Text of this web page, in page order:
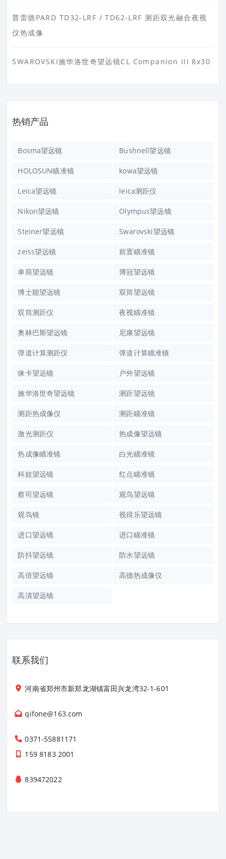
普雷德PARD TD32-LRF / TD62-LRF 测距双光融合夜视
仪热成像
SWAROVSKI施华洛世奇望远镜CL Companion III 8x30
热销产品
Bosma望远镜 Bushnell望远镜
HOLOSUN瞄准镜 kowa望远镜
Leica望远镜 leica测距仪
Nikon望远镜 Olympus望远镜
Steiner望远镜 Swarovski望远镜
zeiss望远镜 前置瞄准镜
单筒望远镜 博冠望远镜
博士能望远镜 双筒望远镜
双筒测距仪 夜视瞄准镜
奥林巴斯望远镜 尼康望远镜
弹道计算测距仪 弹道计算瞄准镜
徕卡望远镜 户外望远镜
施华洛世奇望远镜 测距望远镜
测距热成像仪 测距瞄准镜
激光测距仪 热成像望远镜
热成像瞄准镜 白光瞄准镜
科娃望远镜 红点瞄准镜
蔡司望远镜 观鸟望远镜
观鸟镜 视得乐望远镜
进口望远镜 进口瞄准镜
防抖望远镜 防水望远镜
高倍望远镜 高德热成像仪
高清望远镜
联系我们
河南省郑州市新郑龙湖镇富田兴龙湾32-1-601
qifone@163.com
0371-55881171
159 8183 2001
839472022